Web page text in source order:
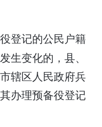
登记的公民户籍
生变化的，县、
辖区人民政府兵
办理预备役登记